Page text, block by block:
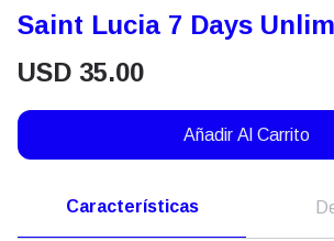
Saint Lucia 7 Days
USD 35.00
Añadir Al Carrito
Características